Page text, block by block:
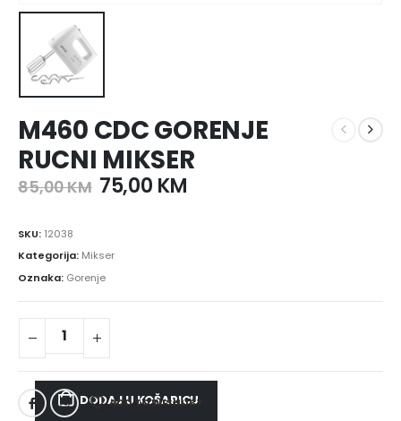
M460 CDC GORENJE
RUCNI MIKSER
85,00KM 75,00 KM
SKU: 12038
Kategorija: Mikser
Oznaka: Gorenje
DODAJ U KOŠARICU
ADD TO WISHLIST